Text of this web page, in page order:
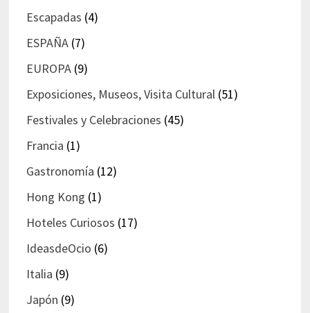
Escapadas (4)
ESPAÑA(7)
EUROPA(9)
Exposiciones, Museos, Visita Cultural(51)
Festivales y Celebraciones (45)
Francia (1)
Gastronomía (12)
Hong Kong (1)
Hoteles Curiosos (17)
IdeasdeOcio (6)
Italia (9)
Japón (9)